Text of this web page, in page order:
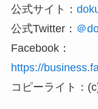
公式サイト：
公式Twitter： ＠
Facebook：
https://
コピーライト：